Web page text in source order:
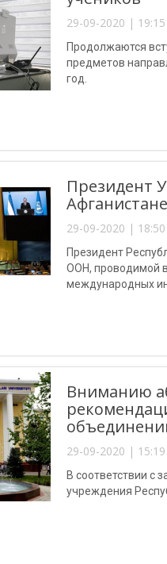
29-09-2020 | 19:15
Продолжаются
предметов
год.
Президент
Афганистане
29-09-2020 | 18:50
Президент
ООН, проводимой
международных
Вниманию
29-09-2020 | 15:19
В соответствии с
учреждения